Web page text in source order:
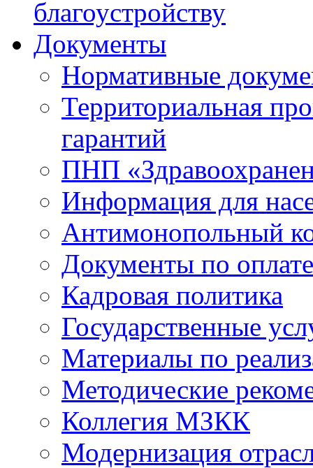
благоустройству
Документы
Нормативные
Территориальная
гарантий
ПНП
Информация для
Антимонопольный
Документы по
Кадровая политика
Государственные
Материалы по
Методические
Коллегия МЗКК
Модернизация